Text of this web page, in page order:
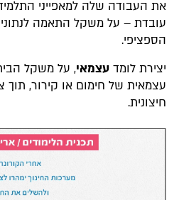
את העבודה שלה למאפייני
עובדת – על משקל התאמה
הספציפי.
יצירת לומד עצמאי, על משקל
עצמאית של חימום או קירור, תוך
חיצונית.